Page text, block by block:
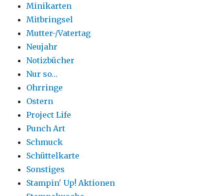
Minikarten
Mitbringsel
Mutter-/Vatertag
Neujahr
Notizbücher
Nur so…
Ohrringe
Ostern
Project Life
Punch Art
Schmuck
Schüttelkarte
Sonstiges
Stampin' Up! Aktionen